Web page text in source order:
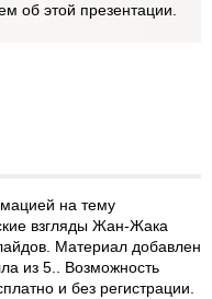
об этой презентации.
на тему
взгляды Жан-Жака
Материал добавлен
из 5.. Возможность
и без регистрации.